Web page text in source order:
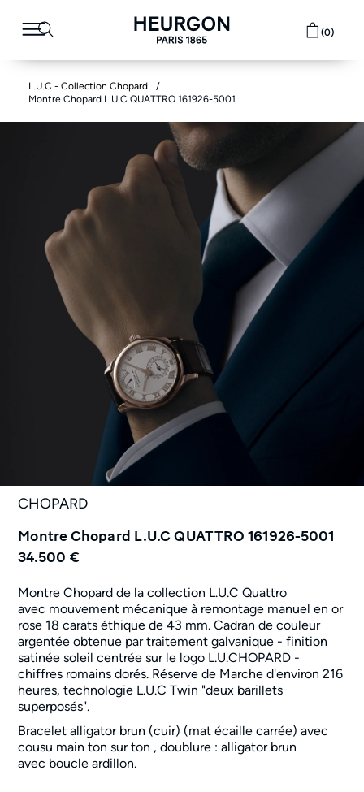
(0)
L.U.C - Collection Chopard
Montre Chopard L.U.C QUATTRO 161926-5001
CHOPARD
Montre Chopard L.U.C QUATTRO 161926-5001
34.500 €
Montre Chopard de la collection L.U.C Quattro
avec mouvement mécanique à remontage manuel enor
rose 18 carats éthique de 43 mm. Cadrande couleur
argentée obtenue par traitement galvanique - finition
satinée soleil centrée sur le logo L.U.CHOPARD -
chiffres romains dorés. Réserve de Marche d'environ 216
heures, technologie L.U.C Twin "deux barillets
superposés".
Bracelet alligator brun (cuir) (mat écaille carrée) avec
cousu main ton sur ton , doublure : alligator brun
avec boucle ardillon.